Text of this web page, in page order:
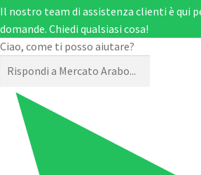
Il nostro team di assistenza clienti è qui
domande. Chiedi qualsiasi cosa!
Ciao, come ti posso aiutare?